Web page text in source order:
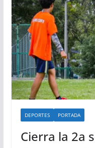
DEPORTES PORTADA
Cierra la 2a